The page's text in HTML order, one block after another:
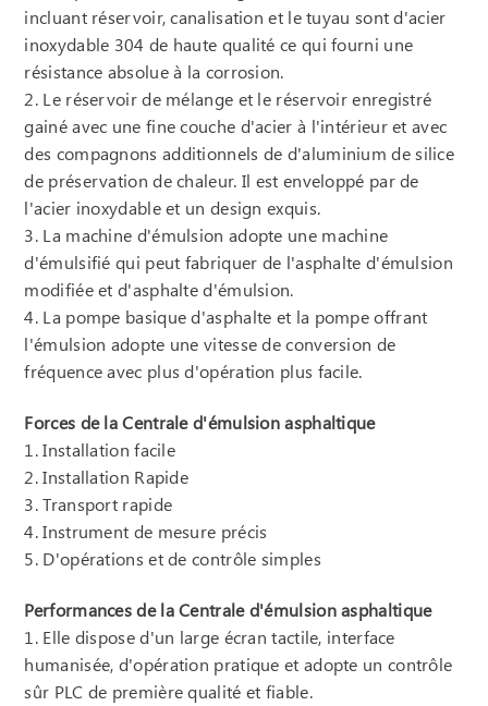
incluant réservoir, canalisation et le tuyau sont d'acier
inoxydable 304 de haute qualité ce qui fourni une
résistance absolue à la corrosion.
2. Le réservoir de mélange et le réservoir enregistré
gainé avec une fine couche d'acier à l'intérieur et avec
des compagnons additionnels de d'aluminium de silice
de préservation de chaleur. Il est enveloppé par de
l'acier inoxydable et un design exquis.
3. La machine d'émulsion adopte une machine
d'émulsifié qui peut fabriquer de l'asphalte d'émulsion
modifiée et d'asphalte d'émulsion.
4. La pompe basique d'asphalte et la pompe offrant
l'émulsion adopte une vitesse de conversion de
fréquence avec plus d'opération plus facile.
Forces de la Centrale d'émulsion asphaltique
1. Installation facile
2. Installation Rapide
3. Transport rapide
4. Instrument de mesure précis
5. D'opérations et de contrôle simples
Performances de la Centrale d'émulsion asphaltique
1. Elle dispose d'un large écran tactile, interface
humanisée, d'opération pratique et adopte un contrôle
sûr PLC de première qualité et fiable.